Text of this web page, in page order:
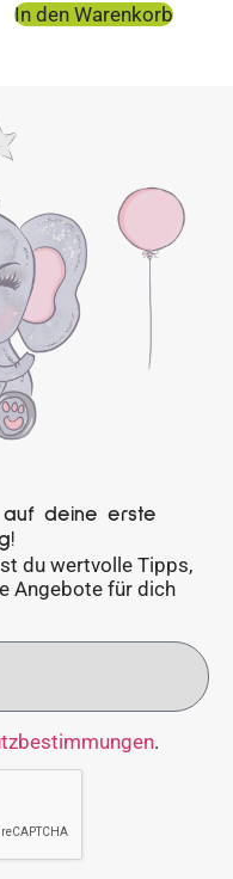
In den Warenkorb
auf deine erste
du wertvolle Tipps,
Angebote für dich
.